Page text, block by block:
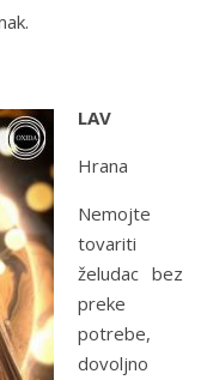
LAV
Hrana
Nemojte
tovariti
želudac bez
preke
potrebe,
dovoljno